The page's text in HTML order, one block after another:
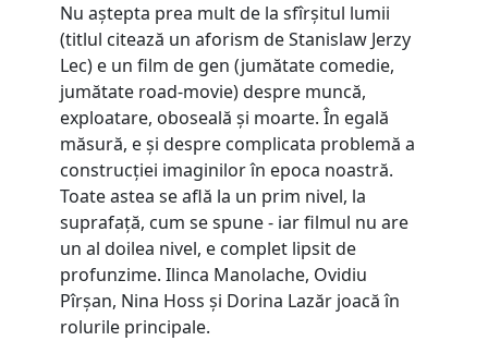
Nu aștepta prea mult de la sfîrșitul lumii
(titlul citează un aforism de Stanislaw Jerzy
Lec) e un film de gen (jumătate comedie,
jumătate road-movie) despre muncă,
exploatare, oboseală și moarte. În egală
măsură, e și despre complicata problemă a
construcției imaginilor în epoca noastră.
Toate astea se află la un prim nivel, la
suprafață, cum se spune - iar filmul nu are
un al doilea nivel, e complet lipsit de
profunzime. Ilinca Manolache, Ovidiu
Pîrșan, Nina Hoss și Dorina Lazăr joacă în
rolurile principale.